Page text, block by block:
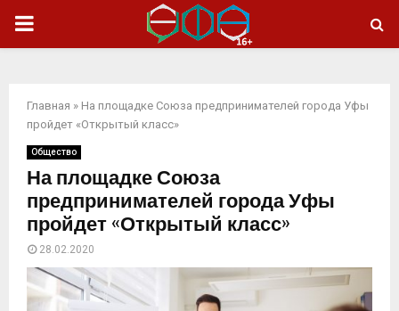
ОСНОВНОЕ
Главная » На площадке Союза предпринимателей города Уфы
пройдет «Открытый класс»
Общество
На площадке Союза
предпринимателей города Уфы
пройдет «Открытый класс»
28.02.2020